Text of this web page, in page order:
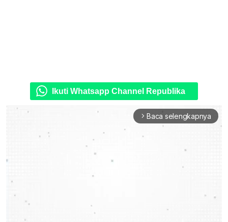
Ikuti Whatsapp Channel Republika
arrow_forward_ios Baca selengkapnya